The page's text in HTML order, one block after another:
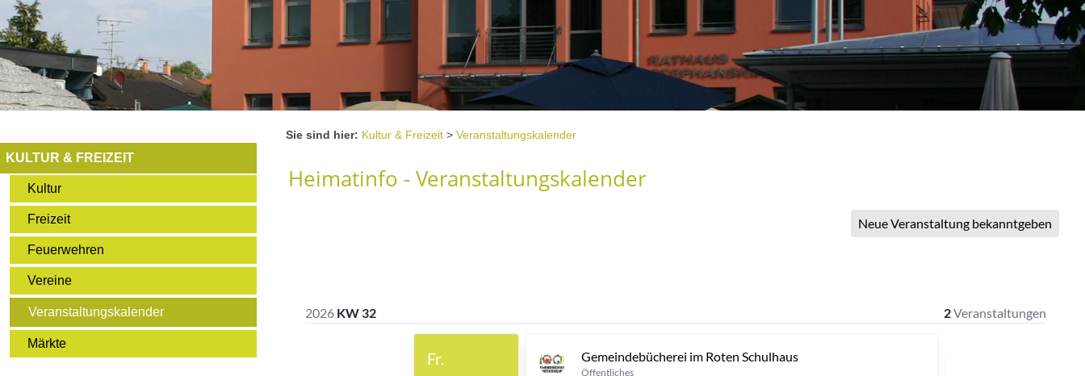
KULTUR & FREIZEIT
Kultur
Freizeit
Feuerwehren
Vereine
Veranstaltungskalender
Märkte
Sie sind hier: Kultur & Freizeit > Veranstaltungskalender
Heimatinfo - Veranstaltungskalender